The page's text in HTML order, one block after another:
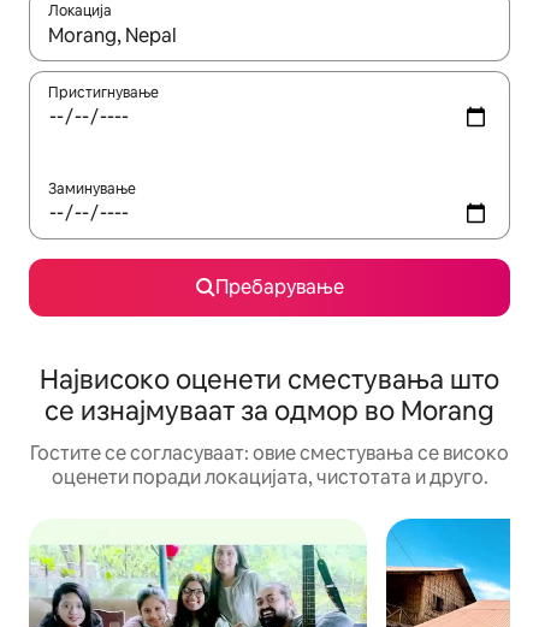
Локација
Кога резултатите се достапни, движете се со копчињата
Пристигнување
Заминување
Пребарување
Највисоко оценети сместувања што
се изнајмуваат за одмор во Morang
Гостите се согласуваат: овие сместувања се високо
оценети поради локацијата, чистотата и друго.